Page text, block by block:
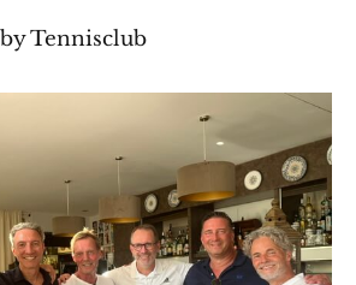
by Tennisclub